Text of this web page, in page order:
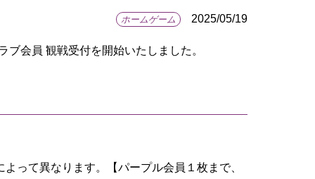
ホームゲーム 2025/05/19
会員 観戦受付を開始いたしました。
って異なります。【パープル会員１枚まで、